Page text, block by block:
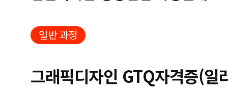
일반 과정
그래픽디자인 GTQ자격증(일